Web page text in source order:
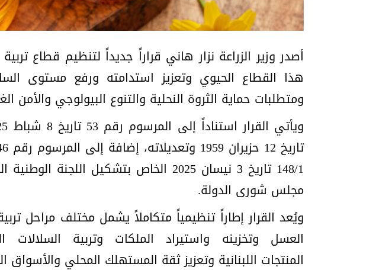
أصدر وزير الزراعة نزار هاني قراراً جديداً لتنظيم قطاع
هذا القطاع الحيوي وتعزيز استدامته ورفع مستوى
ومتطلبات حماية الثروة النحلية والتنوع البيولوجي والأمن
148/1 تاريخ 3 نيسان 2025 الخاص
مجلس شورى الدولة.
ويُعد القرار إطاراً تنظيمياً متكاملاً يشمل مختلف مراحل
العسل وتخزينه واستيراد الملكات وتربية
المنتجات اللبنانية وتعزيز ثقة المستهلك المحلي والأسواق